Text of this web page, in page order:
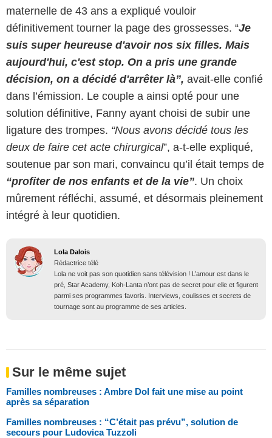
maternelle de 43 ans a expliqué vouloir
définitivement tourner la page des grossesses. “Je
suis super heureuse d'avoir nos six filles. Mais
aujourd'hui, c'est stop. On a pris une grande
décision, on a décidé d'arrêter là”, avait-elle confié
dans l’émission. Le couple a ainsi opté pour une
solution définitive, Fanny ayant choisi de subir une
ligature des trompes. “Nous avons décidé tous les
deux de faire cet acte chirurgical”, a-t-elle expliqué,
soutenue par son mari, convaincu qu’il était temps de
“profiter de nos enfants et de la vie”. Un choix
mûrement réfléchi, assumé, et désormais pleinement
intégré à leur quotidien.
Lola Dalois
Rédactrice télé
Lola ne voit pas son quotidien sans télévision ! L’amour est dans le
pré, Star Academy, Koh-Lanta n’ont pas de secret pour elle et figurent
parmi ses programmes favoris. Interviews, coulisses et secrets de
tournage sont au programme de ses articles.
Sur le même sujet
Familles nombreuses : Ambre Dol fait une mise au point
après sa séparation
Familles nombreuses : “C’était pas prévu”, solution de
secours pour Ludovica Tuzzoli